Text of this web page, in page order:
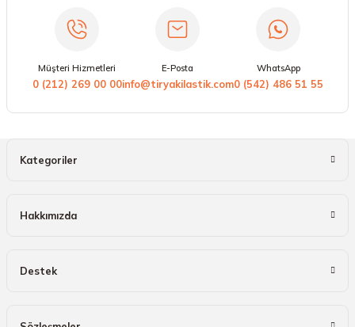
Müşteri Hizmetleri
0 (212) 269 00 00
E-Posta
info@tiryakilastik.com
WhatsApp
0 (542) 486 51 55
Kategoriler
Hakkımızda
Destek